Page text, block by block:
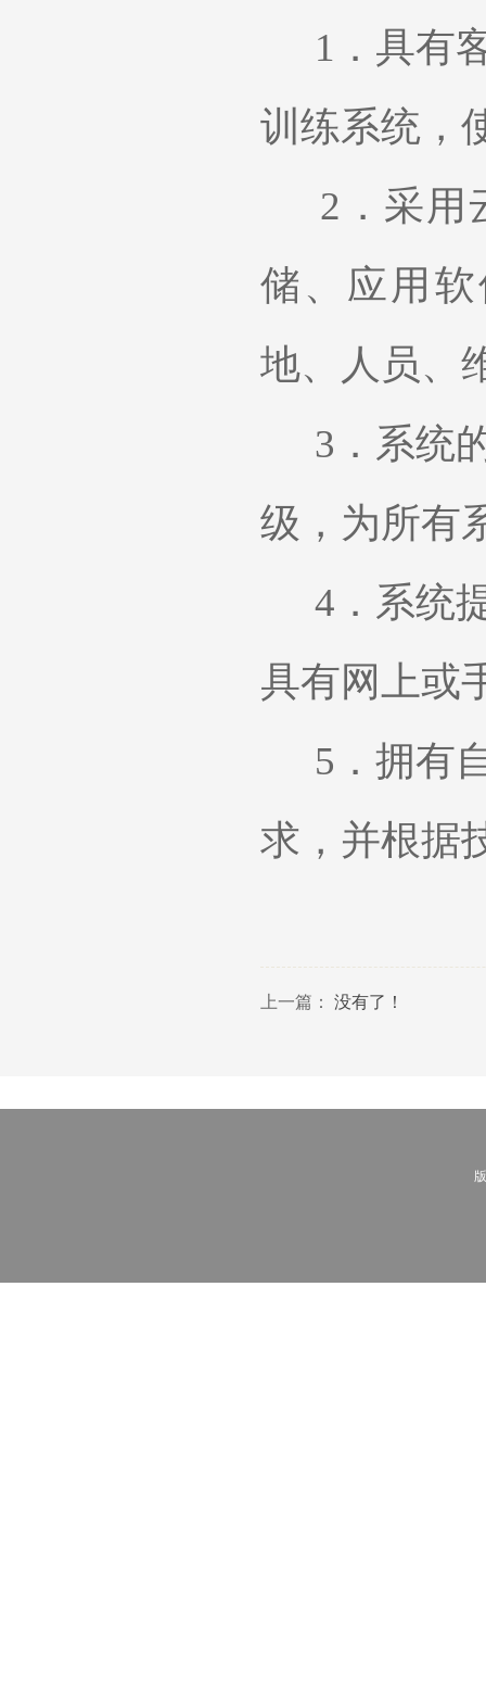
1． 具有
训练系统，
2． 采用
储、应用
地、人员、
3． 系统
级，为所有
4． 系统
具有网上或
5． 拥有
求，并根据
上一篇： 没有了！